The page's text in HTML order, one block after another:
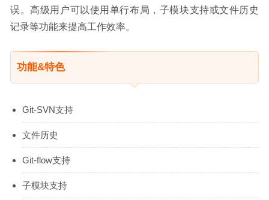
误。高级用户可以使用单行布局，子模块支持或文件历史
记录等功能来提高工作效率。
功能&特色
Git-SVN支持
文件历史
Git-flow支持
子模块支持